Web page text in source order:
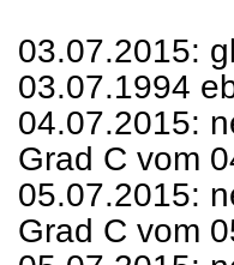
03.07.2015:
03.07.1994
04.07.2015:
Grad C vom
05.07.2015:
Grad C vom